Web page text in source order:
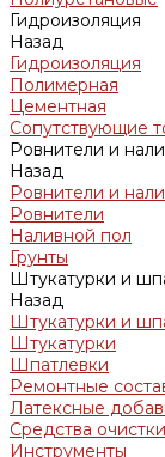
Гидроизоляция
Назад
Гидроизоляция
Полимерная
Цементная
Сопутствующие
Ровнители и
Назад
Ровнители и
Ровнители
Наливной пол
Грунты
Штукатурки и
Назад
Штукатурки и
Штукатурки
Шпатлевки
Ремонтные
Латексные
Средства очистки
Инструменты